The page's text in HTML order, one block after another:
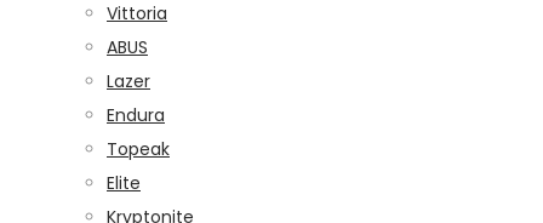
Vittoria
ABUS
Lazer
Endura
Topeak
Elite
Kryptonite